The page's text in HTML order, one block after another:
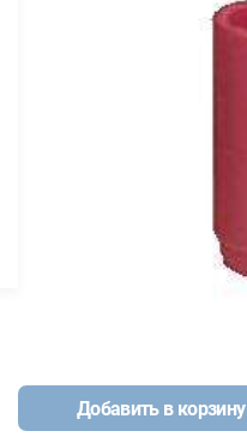
Добавить в корзину